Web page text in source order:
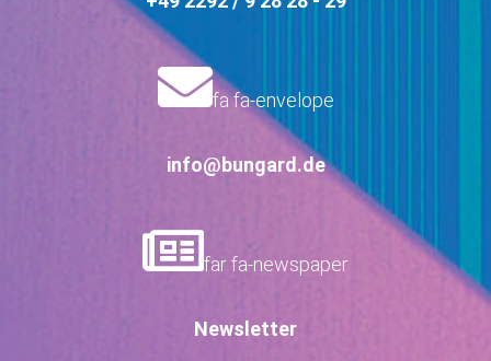
fa fa-envelope
info@bungard.de
far fa-newspaper
Newsletter